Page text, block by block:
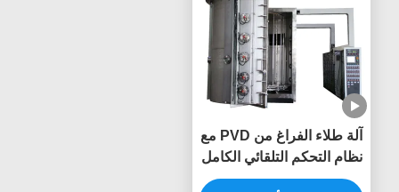
آلة طلاء الفراغ من PVD مع
نظام التحكم التلقائي الكامل
وغرفة فراغ مخصصة